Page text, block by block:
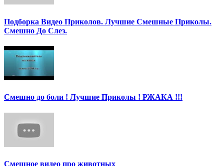
Подборка Видео Приколов. Лучшие Смешные Приколы.
Смешно До Слез.
Смешно до боли ! Лучшие Приколы ! РЖАКА !!!
Смешное видео про животных